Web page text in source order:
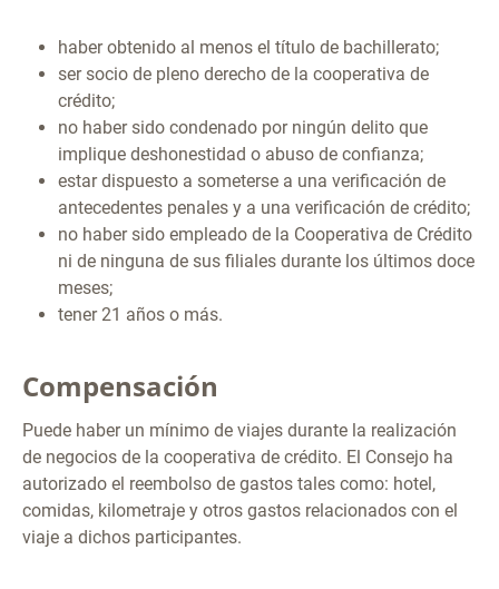
haber obtenido al menos el título de bachillerato;
ser socio de pleno derecho de la cooperativa de
crédito;
no haber sido condenado por ningún delito que
implique deshonestidad o abuso de confianza;
estar dispuesto a someterse a una verificación de
antecedentes penales y a una verificación de crédito;
no haber sido empleado de la Cooperativa de Crédito
ni de ninguna de sus filiales durante los últimos doce
meses;
tener 21 años o más.
Compensación
Puede haber un mínimo de viajes durante la realización
de negocios de la cooperativa de crédito. El Consejo ha
autorizado el reembolso de gastos tales como: hotel,
comidas, kilometraje y otros gastos relacionados con el
viaje a dichos participantes.